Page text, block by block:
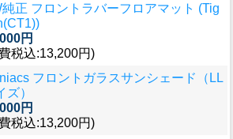
正 フロントラバーフロアマット (Tig
円
税込:13,200円)
フロントガラスサンシェード（LL
ズ）
円
税込:13,200円)